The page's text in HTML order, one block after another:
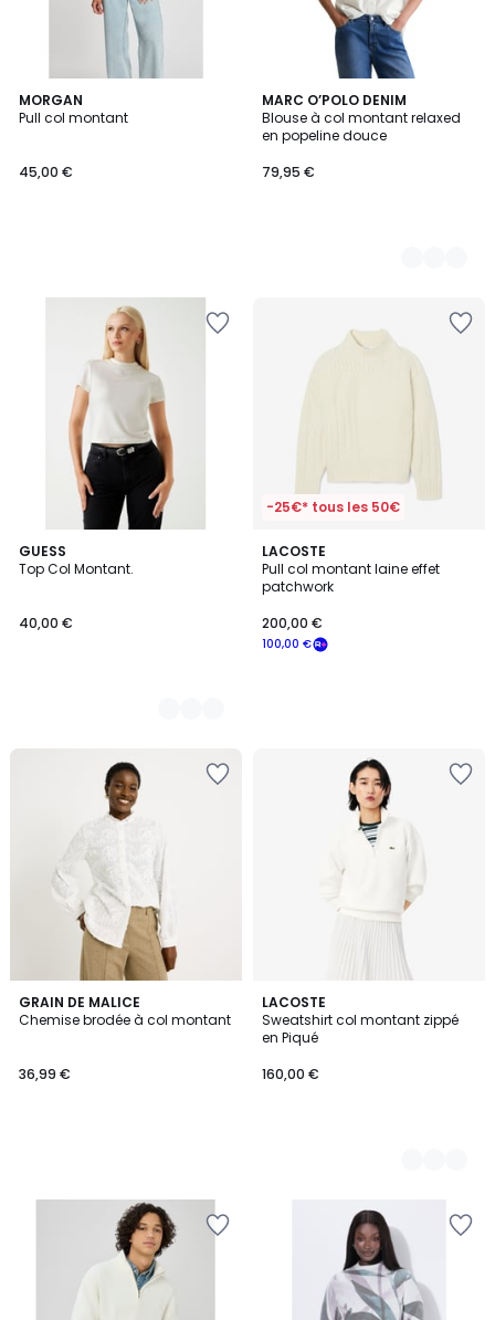
MORGAN
Pull col montant
45,00 €
MARC O’POLO DENIM
Blouse à col montant relaxed
en popeline douce
79,95 €
2
Couleurs
GUESS
Top Col Montant.
40,00 €
3
Couleurs
-25€* tous les 50€
LACOSTE
Pull col montant laine effet
patchwork
100,00 €
200,00 €
GRAIN DE MALICE
Chemise brodée à col montant
36,99 €
LACOSTE
Sweatshirt col montant zippé
en Piqué
160,00 €
2
Couleurs